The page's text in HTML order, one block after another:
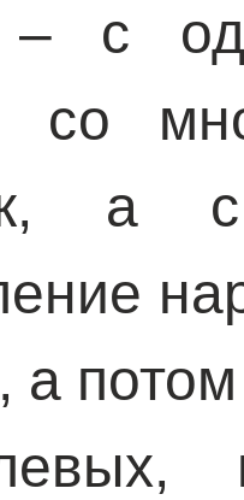
– с
со
а
а